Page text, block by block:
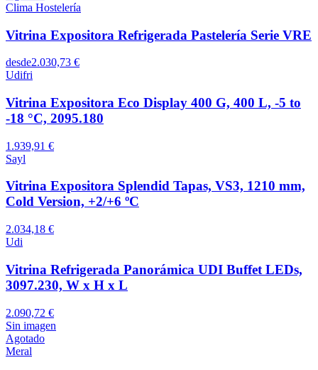
Clima Hostelería
Vitrina Expositora Refrigerada Pastelería Serie VRE
desde2.030,73 €
Udifri
Vitrina Expositora Eco Display 400 G, 400 L, -5 to
-18 °C, 2095.180
1.939,91 €
Sayl
Vitrina Expositora Splendid Tapas, VS3, 1210 mm,
Cold Version, +2/+6 ºC
2.034,18 €
Udi
Vitrina Refrigerada Panorámica UDI Buffet LEDs,
3097.230, W x H x L
2.090,72 €
Sin imagen
Agotado
Meral